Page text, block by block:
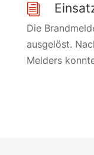
i
Die
ausgelöst.
Melders